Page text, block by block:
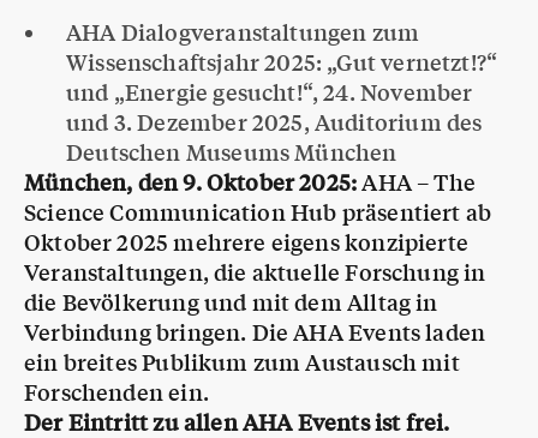
AHA Dialogveranstaltungen zum
Wissenschaftsjahr 2025: „Gut vernetzt!?“
und „Energie gesucht!“, 24. November
und 3. Dezember 2025, Auditorium des
Deutschen Museums München
München, den 9. Oktober 2025:AHA – The
Science Communication Hub präsentiert ab
Oktober 2025 mehrere eigens konzipierte
Veranstaltungen, die aktuelle Forschung in
die Bevölkerung und mit dem Alltag in
Verbindung bringen. Die AHA Events laden
ein breites Publikum zum Austausch mit
Forschenden ein.
Der Eintritt zu allen AHA Events ist frei.